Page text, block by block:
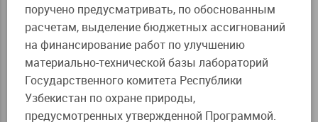
поручено предусматривать, по обоснованным
расчетам, выделение бюджетных ассигнований
на финансирование работ по улучшению
материально-технической базы лабораторий
Государственного комитета Республики
Узбекистан по охране природы,
предусмотренных утвержденной Программой.